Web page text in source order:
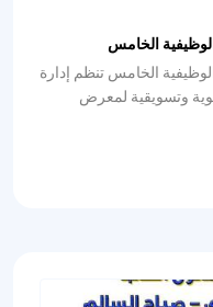
الخامس
الخامس تنظم إدارة
وتسويقية لمعرض